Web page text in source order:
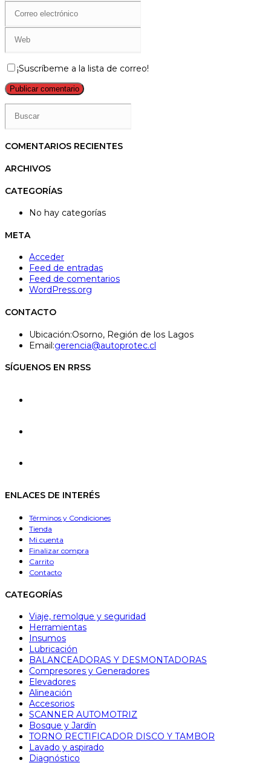
nombre
de
usuario
para
comentar
dirección
de
correo
para
comentar
URL
de
web
(opcional)
¡Suscríbeme a la lista de correo!
COMENTARIOS RECIENTES
ARCHIVOS
CATEGORÍAS
No hay categorías
META
Acceder
Feed de entradas
Feed de comentarios
WordPress.org
CONTACTO
Ubicación:Osorno, Región de los Lagos
Email:gerencia@autoprotec.cl
SÍGUENOS EN RRSS
nueva
ENLACES DE INTERÉS
Términos y Condiciones
Tienda
Mi cuenta
Finalizar compra
Carrito
Contacto
CATEGORÍAS
Viaje, remolque y seguridad
Herramientas
Insumos
Lubricación
BALANCEADORAS Y DESMONTADORAS
Compresores y Generadores
Elevadores
Alineación
Accesorios
SCANNER AUTOMOTRIZ
Bosque y Jardín
TORNO RECTIFICADOR DISCO Y TAMBOR
Lavado y aspirado
Diagnóstico